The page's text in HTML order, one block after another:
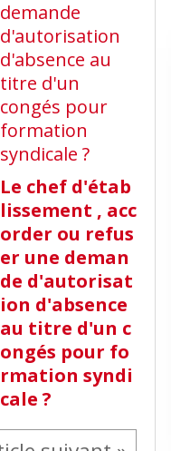
Le chef d'étab
lissement , acc
order ou refus
er une deman
de d'autorisat
ion d'absence
au titre d'un c
ongés pour fo
rmation syndi
cale ?